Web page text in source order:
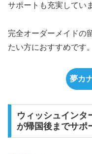
サポートも充実してい
完全オーダーメイドの
たい方におすすめです。
夢カ
ウィッシュインタ
が帰国後までサポ